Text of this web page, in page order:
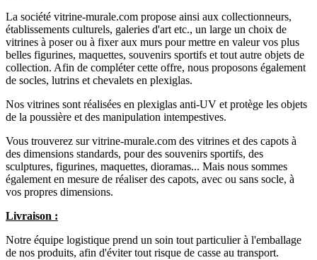
La société vitrine-murale.com propose ainsi aux collectionneurs,
établissements culturels, galeries d'art etc., un large un choix de
vitrines à poser ou à fixer aux murs pour mettre en valeur vos plus
belles figurines, maquettes, souvenirs sportifs et tout autre objets de
collection. Afin de compléter cette offre, nous proposons également
de socles, lutrins et chevalets en plexiglas.
Nos vitrines sont réalisées en plexiglas anti-UV et protège les objets
de la poussière et des manipulation intempestives.
Vous trouverez sur vitrine-murale.com des vitrines et des capots à
des dimensions standards, pour des souvenirs sportifs, des
sculptures, figurines, maquettes, dioramas... Mais nous sommes
également en mesure de réaliser des capots, avec ou sans socle, à
vos propres dimensions.
Livraison :
Notre équipe logistique prend un soin tout particulier à l'emballage
de nos produits, afin d'éviter tout risque de casse au transport.